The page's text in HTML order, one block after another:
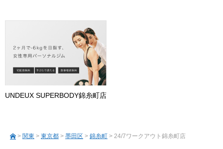
UNDEUX SUPERBODY錦糸町店
> 関東 > 東京都 > 墨田区 > 錦糸町 > 24/7ワークアウト錦糸町店